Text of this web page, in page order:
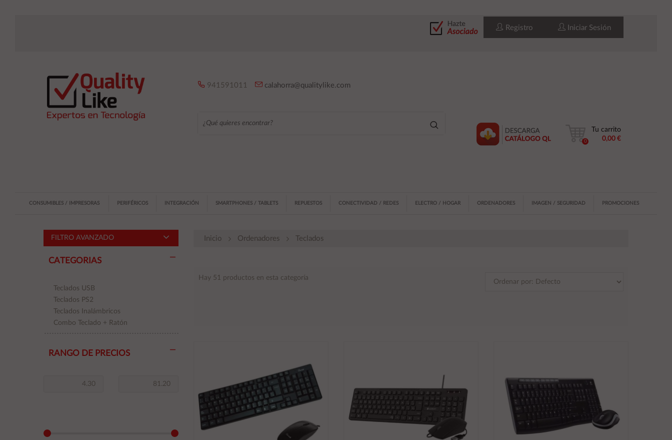
Registro Iniciar Sesión
941591011 calahorra@qualitylike.com
Tu carrito
0,00 €
0
CONSUMIBLES / IMPRESORAS PERIFÉRICOS INTEGRACIÓN SMARTPHONES / TABLETS REPUESTOS CONECTIVIDAD / REDES ELECTRO / HOGAR ORDENADORES IMAGEN / SEGURIDAD PROMOCIONES
FILTRO AVANZADO
CATEGORIAS
Teclados USB
Teclados PS2
Teclados Inalámbricos
Combo Teclado + Ratón
RANGO DE PRECIOS
Inicio Ordenadores Teclados
Hay 51 productos en esta categoría